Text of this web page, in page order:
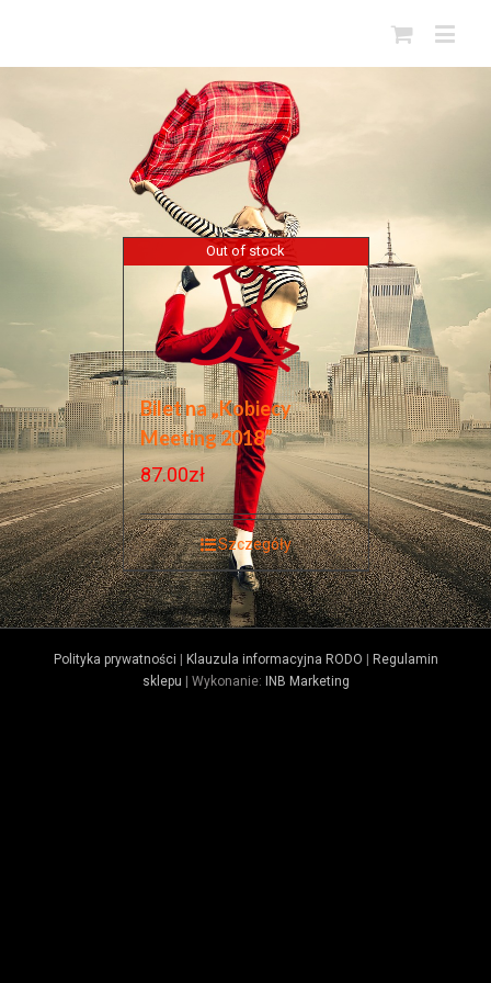
Out of stock
Bilet na „Kobiecy
Meeting 2018”
87.00zł
Szczegóły
Polityka prywatności Klauzula informacyjna RODO
Regulamin
sklepu | Wykonanie: INB Marketing